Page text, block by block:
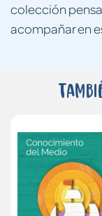
colección
acompañar en